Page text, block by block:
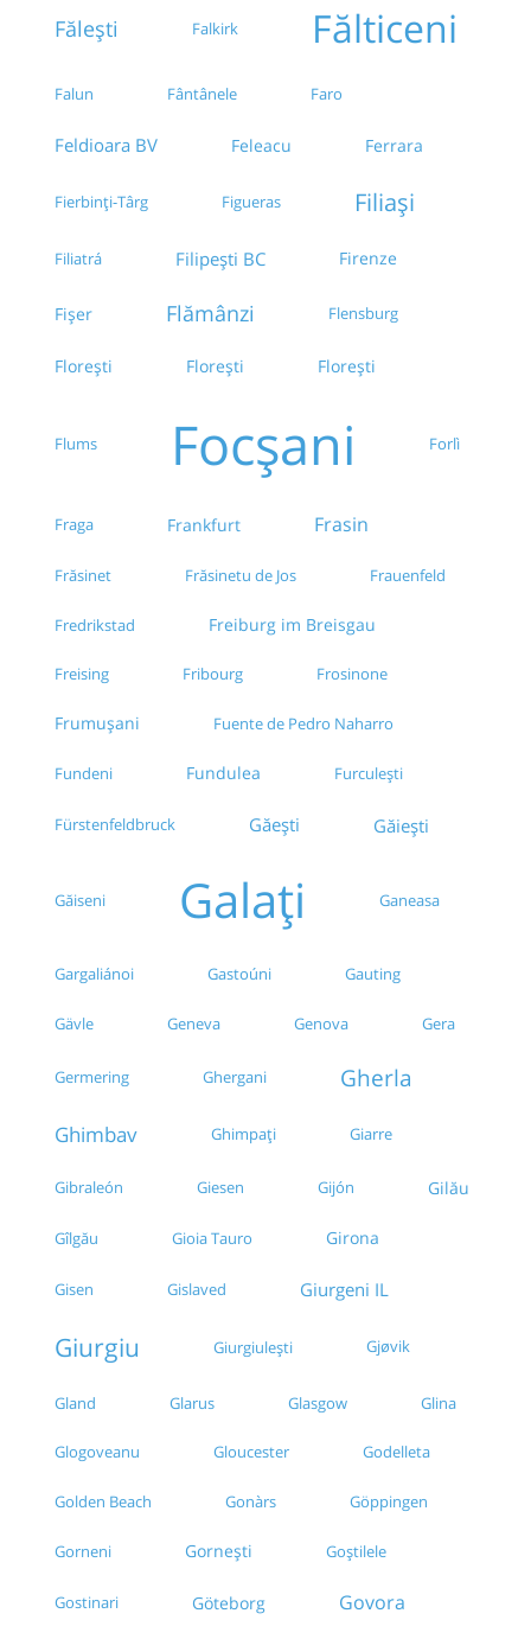
Fălești Falkirk Fălticeni
Falun Fântânele Faro
Feldioara BV Feleacu Ferrara
Fierbinți-Târg Figueras Filiași
Filiatrá Filipești BC Firenze
Fișer Flămânzi Flensburg
Florești Florești Florești
Flums Focșani Forlì
Fraga Frankfurt Frasin
Frăsinet Frăsinetu de Jos Frauenfeld
Fredrikstad Freiburg im Breisgau
Freising Fribourg Frosinone
Frumușani Fuente de Pedro Naharro
Fundeni Fundulea Furculești
Fürstenfeldbruck Găești Găieşti
Găiseni Galați Ganeasa
Gargaliánoi Gastoúni Gauting
Gävle Geneva Genova Gera
Germering Ghergani Gherla
Ghimbav Ghimpați Giarre
Gibraleón Giesen Gijón Gilău
Gîlgău Gioia Tauro Girona
Gisen Gislaved Giurgeni IL
Giurgiu Giurgiulești Gjøvik
Gland Glarus Glasgow Glina
Glogoveanu Gloucester Godelleta
Golden Beach Gonàrs Göppingen
Gorneni Gornești Goștilele
Gostinari Göteborg Govora